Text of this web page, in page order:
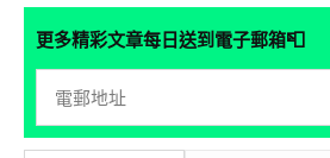
更多精彩文章每日送到電子郵箱📮